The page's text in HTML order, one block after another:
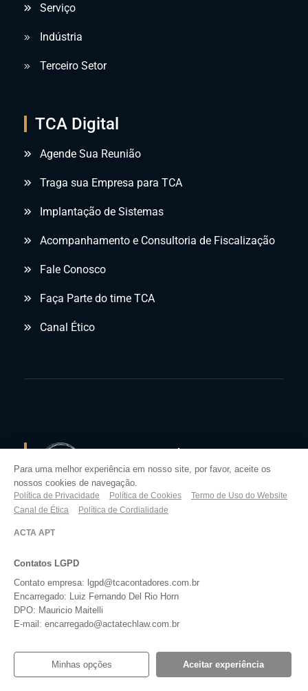
Serviço
Indústria
Terceiro Setor
TCA Digital
Agende Sua Reunião
Traga sua Empresa para TCA
Implantação de Sistemas
Acompanhamento e Consultoria de Fiscalização
Fale Conosco
Faça Parte do time TCA
Canal Ético
Uma empresa do
Ecossistema IR9 Gestão
Empresarial
Para uma melhor experiência em nosso site, por favor, aceite os
nossos cookies de navegação.
Política de Privacidade Política de Cookies
Termo de Uso do Website
Canal de Ética
Política de Cordialidade
ACTA APT
Contatos LGPD
Contato empresa: lgpd@tcacontadores.com.br
Encarregado: Luiz Fernando Del Rio Horn
DPO: Mauricio Maitelli
E-mail: encarregado@actatechlaw.com.br
Minhas opções Aceitar experiência